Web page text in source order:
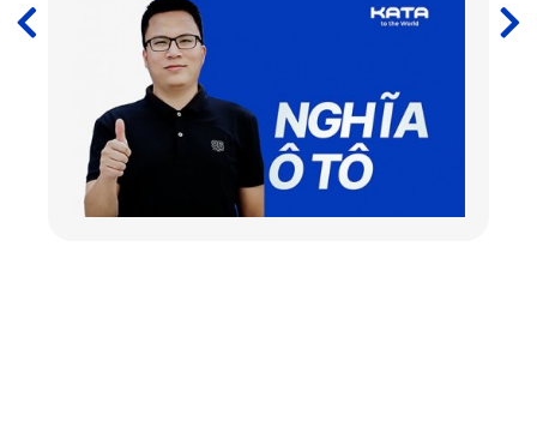
Việc chọn mua thảm lót sàn ô tô Cadillac Escalade phải